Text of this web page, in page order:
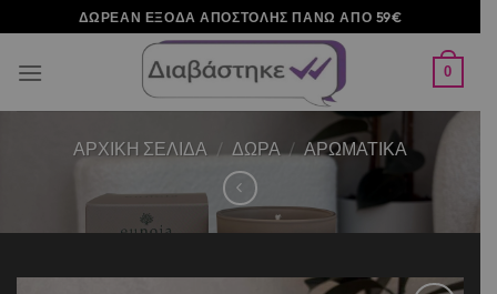
στο
περιεχόμενο
ΔΩΡΕΑΝ ΕΞΟΔΑ ΑΠΟΣΤΟΛΗΣ ΠΑΝΩ ΑΠΟ 59€
0
ΑΡΧΙΚΉ ΣΕΛΊΔΑ / ΔΩΡΑ / ΑΡΩΜΑΤΙΚΑ